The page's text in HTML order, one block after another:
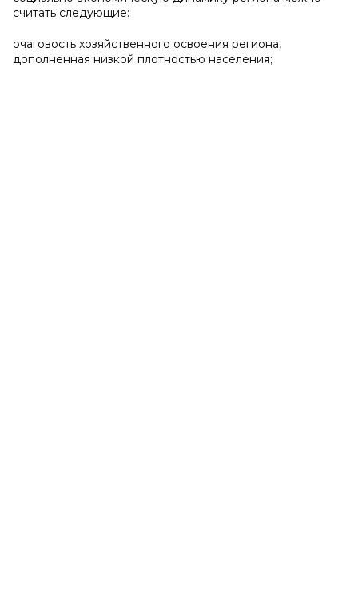
считать следующие:
очаговость хозяйственного освоения региона,
дополненная низкой плотностью населения;